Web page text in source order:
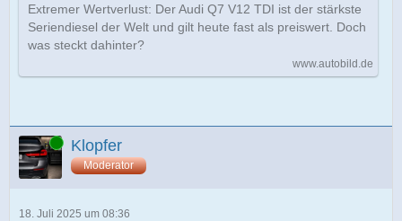
Extremer Wertverlust: Der Audi Q7 V12 TDI ist der stärkste
Seriendiesel der Welt und gilt heute fast als preiswert. Doch
was steckt dahinter?
www.autobild.de
Online Klopfer
Moderator
18. Juli 2025 um 08:36